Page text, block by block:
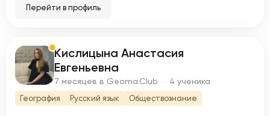
Перейти в профиль
К
Кислицына Анастасия
Евгеньевна
7 месяцев в Geoma.Club · 4 ученика
География Русский язык Обществознание